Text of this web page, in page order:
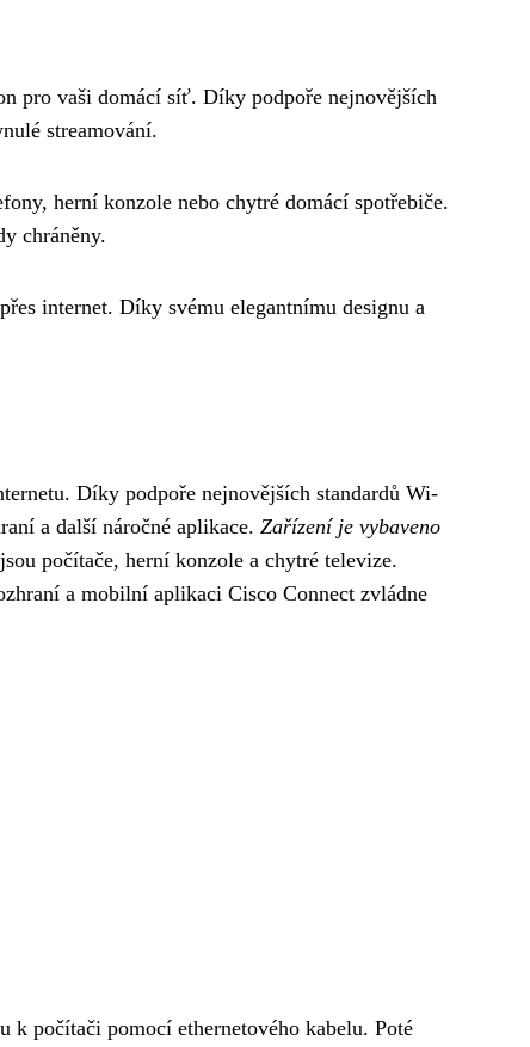
pro vaši domácí síť. Díky podpoře nejnovějších
streamování.
herní konzole nebo chytré domácí spotřebiče.
chráněny.
přes internet. Díky svému elegantnímu designu a
Díky podpoře nejnovějších standardů Wi-
a další náročné aplikace. Zařízení je vybaveno
počítače, herní konzole a chytré televize.
a mobilní aplikaci Cisco Connect zvládne
k počítači pomocí ethernetového kabelu. Poté